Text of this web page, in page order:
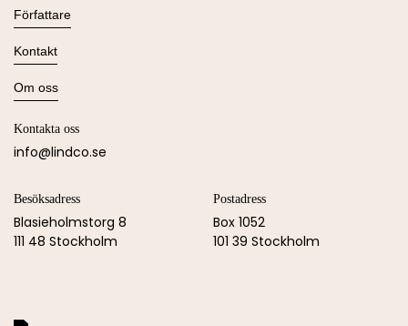
Kontakta oss
info@lindco.se
Postadress
Box 1052
101 39 Stockholm
Besöksadress
Blasieholmstorg 8
111 48 Stockholm
Alla böcker
Ljudböcker
Nyheter
Författare
Se alla
Kontakt
Kontakta oss
Press
Kataloger
Manus
Om oss